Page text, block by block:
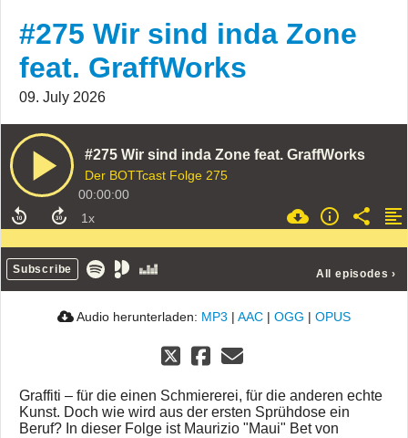
#275 Wir sind inda Zone
feat. GraffWorks
09. July 2026
#275 Wir sind inda Zone feat. GraffWorks
Der BOTTcast Folge 275
00:00:00
Subscribe All episodes ›
Audio herunterladen: MP3 | AAC | OGG | OPUS
Graffiti – für die einen Schmiererei, für die anderen echte
Kunst. Doch wie wird aus der ersten Sprühdose ein
Beruf? In dieser Folge ist Maurizio "Maui" Bet von